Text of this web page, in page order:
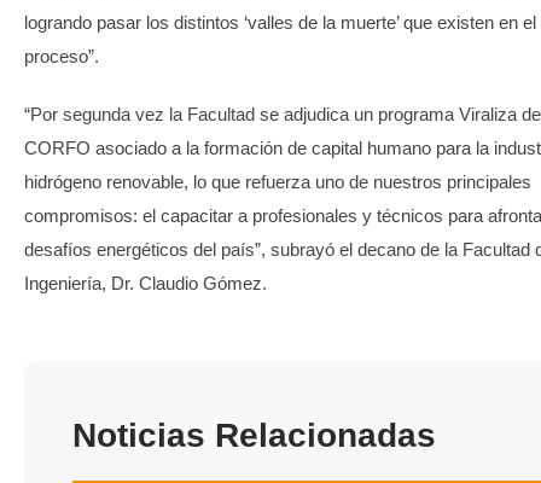
logrando pasar los distintos ‘valles de la muerte’ que existen en el
proceso”.
“Por segunda vez la Facultad se adjudica un programa Viraliza de
CORFO asociado a la formación de capital humano para la
hidrógeno renovable, lo que refuerza uno de nuestros principales
compromisos: el capacitar a profesionales y técnicos para
desafíos energéticos del país”, subrayó el decano de la Facultad
Ingeniería, Dr. Claudio Gómez.
Noticias Relacionadas